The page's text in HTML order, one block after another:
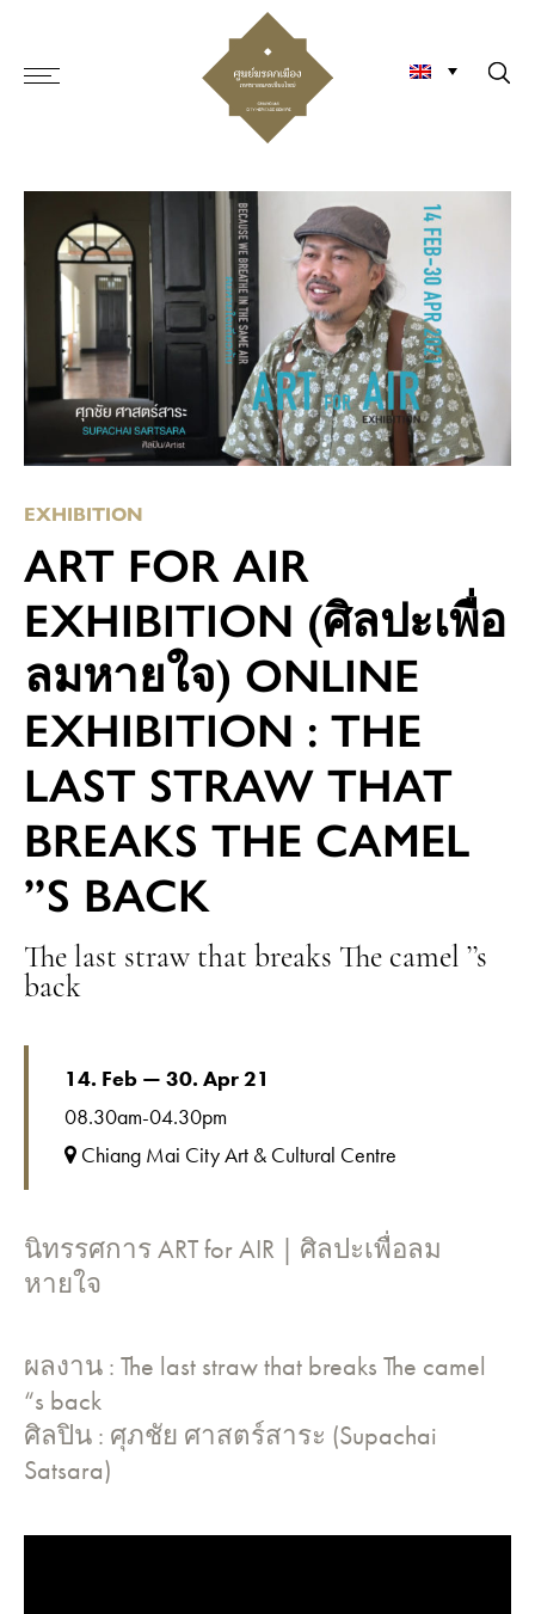
EXHIBITION
ART FOR AIR
EXHIBITION (ศิลปะเพื่อ
ลมหายใจ) ONLINE
EXHIBITION : THE
LAST STRAW THAT
BREAKS THE CAMEL
’’S BACK
The last straw that breaks The camel ’’s
back
14. Feb — 30. Apr 21
08.30am-04.30pm
Chiang Mai City Art & Cultural Centre
นิทรรศการ ART for AIR | ศิลปะเพื่อลม
หายใจ
ผลงาน : The last straw that breaks The camel
“s back
ศิลปิน : ศุภชัย ศาสตร์สาระ (Supachai
Satsara)